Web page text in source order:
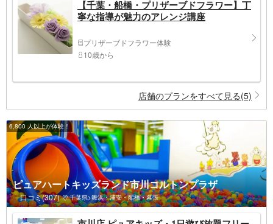
【千葉・船橋・プリザーブドフラワー】丁
寧な指導が魅力のアレンジ講座
プリザーブドフラワー体験
10歳から
店舗のプランをすべて見る(5)
6,800 人以上が体験！
ピュアハートキッズランド市川コルトンプラザ
口コミ(307) 千葉県>舞浜・浦安・船橋・幕張